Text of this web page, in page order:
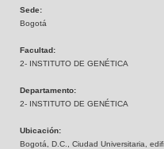
Sede:
Bogotá
Facultad:
2- INSTITUTO DE GENÉTICA
Departamento:
2- INSTITUTO DE GENÉTICA
Ubicación:
Bogotá, D.C., Ciudad Universitaria,